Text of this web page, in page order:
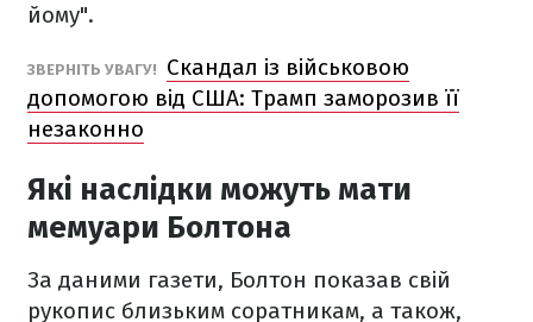
йому".
ЗВЕРНІТЬ УВАГУ!
Скандал із військовою
допомогою від США: Трамп заморозив її
незаконно
Які наслідки можуть мати
мемуари Болтона
За даними газети, Болтон показав свій
рукопис близьким соратникам, а також,